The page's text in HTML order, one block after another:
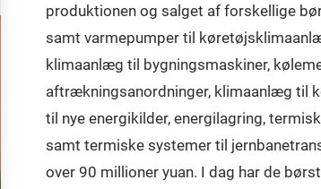
produktionen og salget af forskellige
samt varmepumper til
klimaanlæg til bygningsmaskiner,
aftrækningsanordninger, klimaanlæg til
til nye energikilder, energilagring,
samt termiske systemer til
over 90 millioner yuan. I dag har de